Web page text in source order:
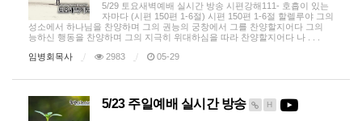
5/29 토요새벽예배 실시간 방송 시편강해111- 호흡이 있는
자마다 (시편 150편 1-6절) 시편 150편 1-6절 할렐루야 그의
성소에서 하나님을 찬양하며 그의 권능의 궁창에서 그를 찬양할지어다 그의
능하신 행동을 찬양하며 그의 지극히 위대하심을 따라 찬양할지어다 나 . . .
임병회목사
2983 05-29
5/23 주일예배 실시간 방송 H